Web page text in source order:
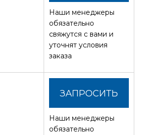
СТОИМОСТЬ
Наши менеджеры
обязательно
свяжутся с вами и
уточнят условия
заказа
ЗАПРОСИТЬ
СТОИМОСТЬ
Наши менеджеры
обязательно